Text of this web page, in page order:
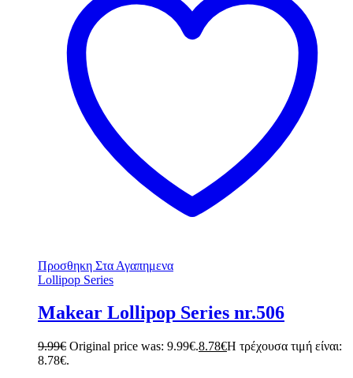
Προσθηκη Στα Αγαπημενα
Lollipop Series
Makear Lollipop Series nr.506
9.99€ Original price was: 9.99€.8.78€Η τρέχουσα τιμή είναι:
8.78€.